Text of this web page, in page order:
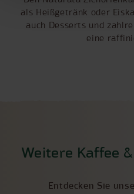
als Heißgetränk oder
auch Desserts und
eine
Weitere Kaffee
Entdecken Sie